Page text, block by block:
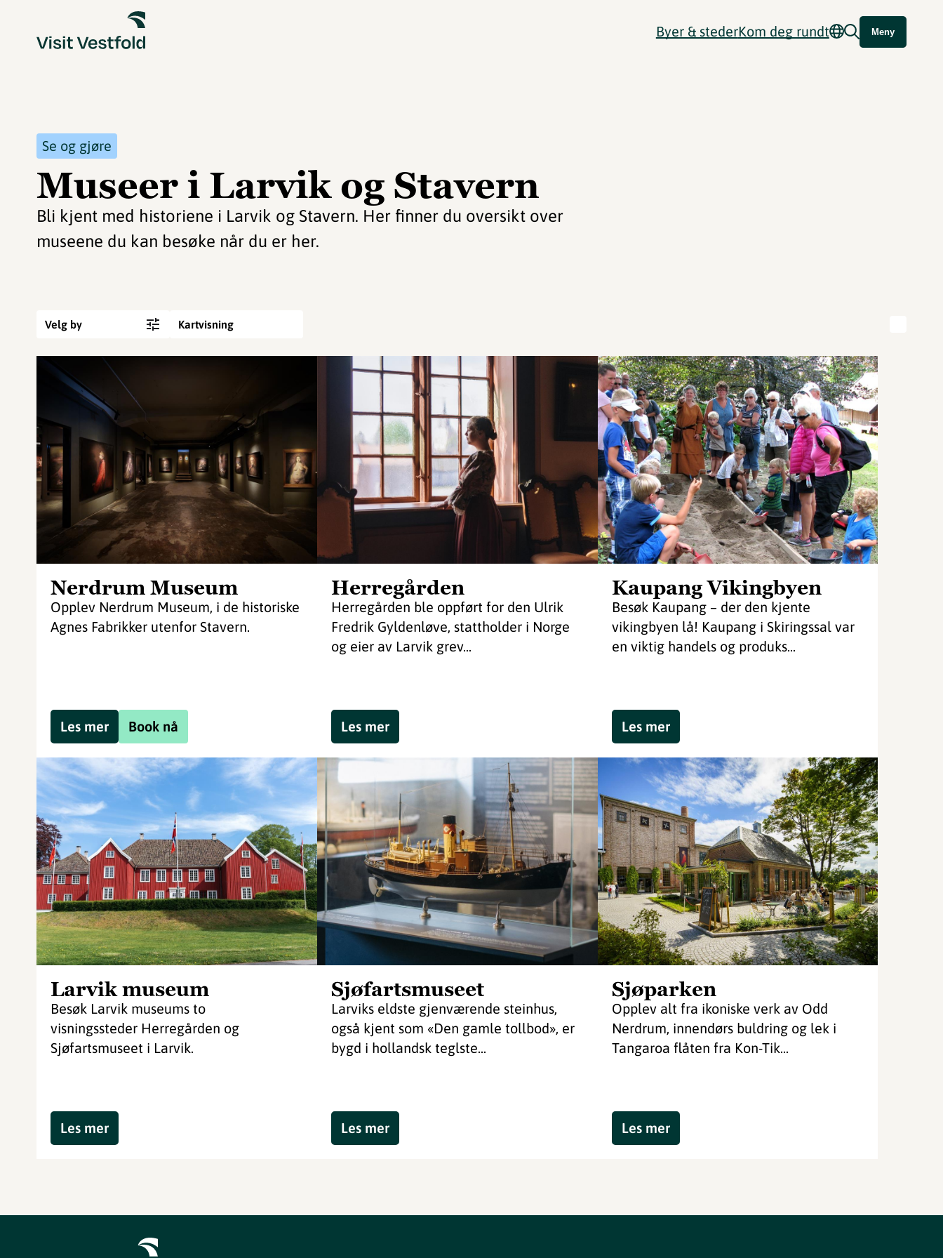
Byer & stederKom deg rundt Meny
Se og gjøre
Museer i Larvik og Stavern
Bli kjent med historiene i Larvik og Stavern. Her finner du oversikt over
museene du kan besøke når du er her.
Velg by Kartvisning
Nerdrum Museum
Opplev Nerdrum Museum, i de historiske
Agnes Fabrikker utenfor Stavern.
Book nå
Les mer
Herregården
Herregården ble oppført for den Ulrik
Fredrik Gyldenløve, stattholder i Norge
og eier av Larvik grev...
Les mer
Kaupang Vikingbyen
Besøk Kaupang – der den kjente
vikingbyen lå! Kaupang i Skiringssal var
en viktig handels og produks...
Les mer
Larvik museum
Besøk Larvik museums to
visningssteder Herregården og
Sjøfartsmuseet i Larvik.
Les mer
Sjøfartsmuseet
Larviks eldste gjenværende steinhus,
også kjent som «Den gamle tollbod», er
bygd i hollandsk teglste...
Les mer
Sjøparken
Opplev alt fra ikoniske verk av Odd
Nerdrum, innendørs buldring og lek i
Tangaroa flåten fra Kon-Tik...
Les mer